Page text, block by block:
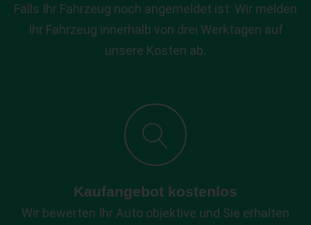
Falls Ihr Fahrzeug noch angemeldet ist: Wir melden
Ihr Fahrzeug innerhalb von drei Werktagen auf
unsere Kosten ab.
Kaufangebot kostenlos
Wir bewerten Ihr Auto objektive und Sie erhalten